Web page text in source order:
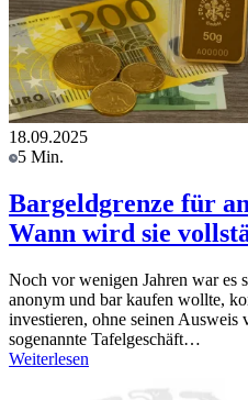
18.09.2025
5 Min.
Bargeldgrenze für
Wann wird sie
Noch vor wenigen Jahren war es
anonym und bar kaufen wollte,
investieren, ohne seinen Ausweis
sogenannte Tafelgeschäft…
Weiterlesen